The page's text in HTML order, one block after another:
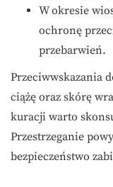
W okresie
ochronę
przebarwień.
Przeciwwskazania
ciążę oraz skórę
kuracji warto
Przestrzeganie
bezpieczeństwo